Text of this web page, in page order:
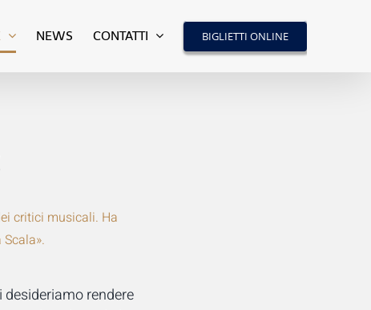
NEWS CONTATTI BIGLIETTI ONLINE
critici musicali. Ha
rendere